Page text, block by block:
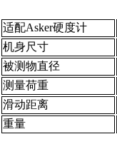
适配Asker硬度计
机身尺寸
被测物直径
测量荷重
滑动距离
重量